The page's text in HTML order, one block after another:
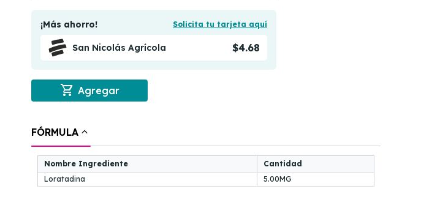
¡Más ahorro! Solicita tu tarjeta aquí
San Nicolás Agrícola $4.68
shopping_cart Agregar
FÓRMULA
Nombre Ingrediente
Cantidad
Loratadina
5.00MG